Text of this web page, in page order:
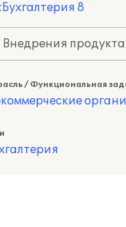
8
Внедрения
/ Функциональная